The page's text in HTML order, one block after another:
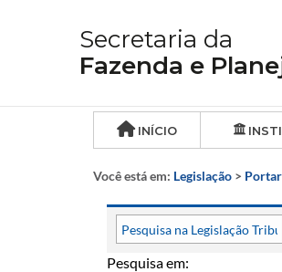
Secretaria da
Fazenda e
INÍCIO
Você está em: Legislação >
Pesquisa em: